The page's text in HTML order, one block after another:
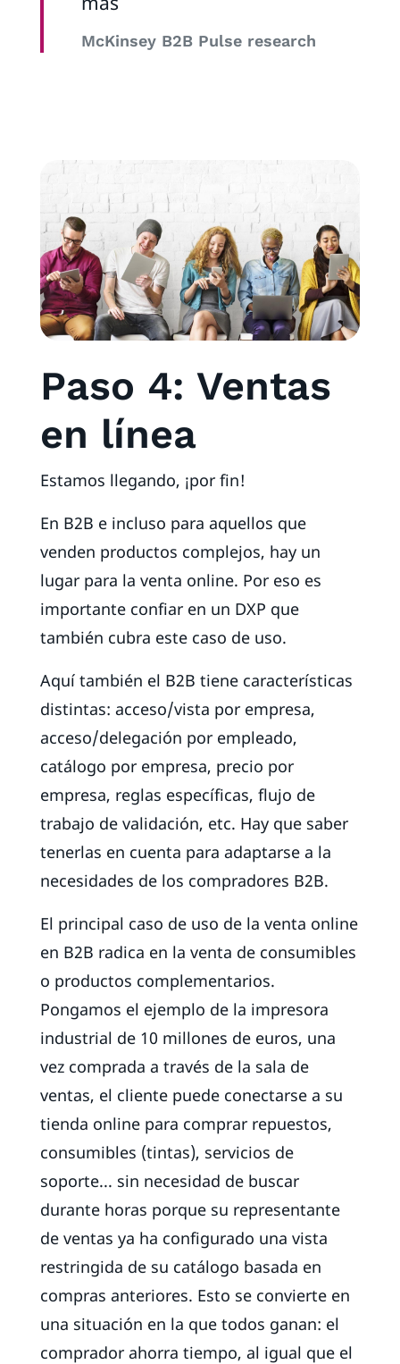
McKinsey B2B Pulse research
Paso 4: Ventas
en línea
Estamos llegando, ¡por fin!
En B2B e incluso para aquellos que
venden productos complejos, hay un
lugar para la venta online. Por eso es
importante confiar en un DXP que
también cubra este caso de uso.
Aquí también el B2B tiene características
distintas: acceso/vista por empresa,
acceso/delegación por empleado,
catálogo por empresa, precio por
empresa, reglas específicas, flujo de
trabajo de validación, etc. Hay que saber
tenerlas en cuenta para adaptarse a la
necesidades de los compradores B2B.
El principal caso de uso de la venta online
en B2B radica en la venta de consumibles
o productos complementarios.
Pongamos el ejemplo de la impresora
industrial de 10 millones de euros, una
vez comprada a través de la sala de
ventas, el cliente puede conectarse a su
tienda online para comprar repuestos,
consumibles (tintas), servicios de
soporte... sin necesidad de buscar
durante horas porque su representante
de ventas ya ha configurado una vista
restringida de su catálogo basada en
compras anteriores. Esto se convierte en
una situación en la que todos ganan: el
comprador ahorra tiempo, al igual que el